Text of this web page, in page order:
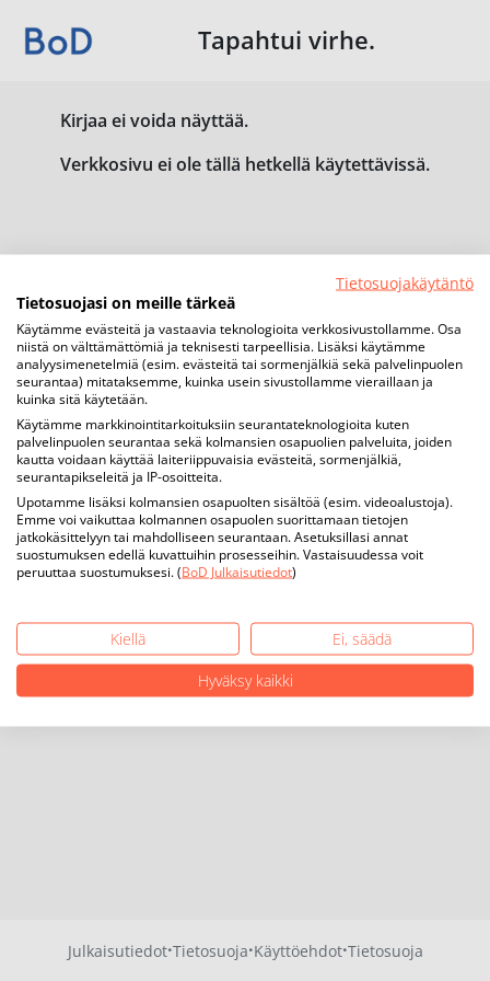
Tapahtui virhe.
Kirjaa ei voida näyttää.
Verkkosivu ei ole tällä hetkellä käytettävissä.
Julkaisutiedot·Tietosuoja·Käyttöehdot·Tietosuoja
Tietosuojakäytäntö
Tietosuojasi on meille tärkeä
Käytämme evästeitä ja vastaavia teknologioita verkkosivustollamme. Osa
niistä on välttämättömiä ja teknisesti tarpeellisia. Lisäksi käytämme
analyysimenetelmiä (esim. evästeitä tai sormenjälkiä sekä palvelinpuolen
seurantaa) mitataksemme, kuinka usein sivustollamme vieraillaan ja
kuinka sitä käytetään.
Käytämme markkinointitarkoituksiin seurantateknologioita kuten
palvelinpuolen seurantaa sekä kolmansien osapuolien palveluita, joiden
kautta voidaan käyttää laiteriippuvaisia evästeitä, sormenjälkiä,
seurantapikseleitä ja IP-osoitteita.
Upotamme lisäksi kolmansien osapuolten sisältöä (esim. videoalustoja).
Emme voi vaikuttaa kolmannen osapuolen suorittamaan tietojen
jatkokäsittelyyn tai mahdolliseen seurantaan. Asetuksillasi annat
suostumuksen edellä kuvattuihin prosesseihin. Vastaisuudessa voit
peruuttaa suostumuksesi. (BoD Julkaisutiedot)
Kiellä
Ei, säädä
Hyväksy kaikki